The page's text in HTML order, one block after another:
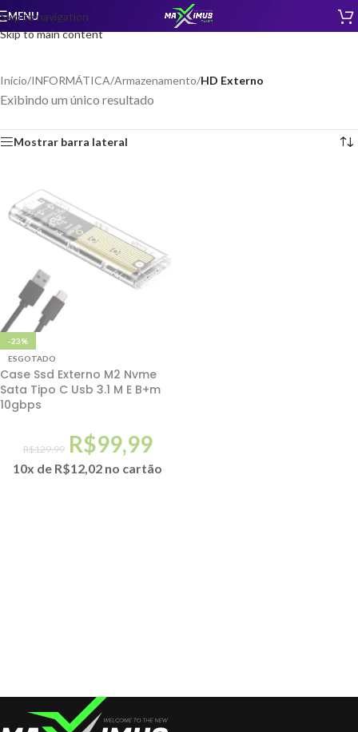
Skip to navigation
Skip to main content
MENU
Início/INFORMÁTICA/Armazenamento/HD Externo
Exibindo um único resultado
Mostrar barra lateral
-23%
ESGOTADO
Case Ssd Externo M2 Nvme
Sata Tipo C Usb 3.1 M E B+m
10gbps
R$129,99 R$99,99
10x de R$12,02 no cartão